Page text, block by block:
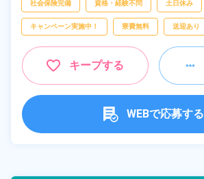
自宅周辺の
お仕事
Geo API」(HeartRails Inc.)
社会保険完備 資格・経験不問 土日休み
キャンペーン実施中！ 寮費無料 送迎あり
キープする
WEBで応募する